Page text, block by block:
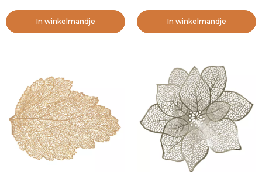
In winkelmandje In winkelmandje